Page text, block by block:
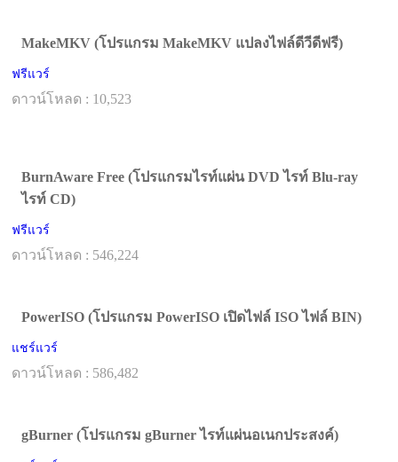
MakeMKV (โปรแกรม MakeMKV แปลงไฟล์ดีวีดีฟรี)
ฟรีแวร์
ดาวน์โหลด : 10,523
BurnAware Free (โปรแกรมไรท์แผ่น DVD ไรท์ Blu-ray
ไรท์ CD)
ฟรีแวร์
ดาวน์โหลด : 546,224
PowerISO (โปรแกรม PowerISO เปิดไฟล์ ISO ไฟล์ BIN)
แชร์แวร์
ดาวน์โหลด : 586,482
gBurner (โปรแกรม gBurner ไรท์แผ่นอเนกประสงค์)